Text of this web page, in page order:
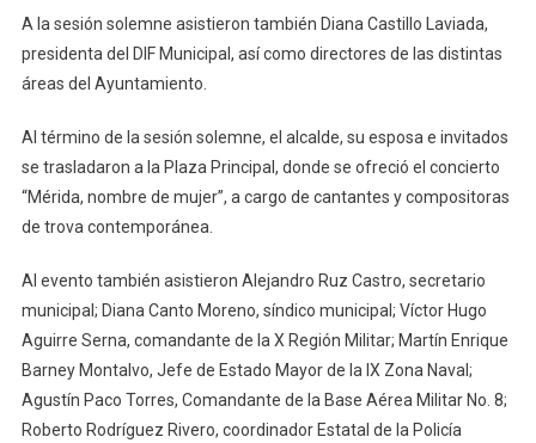
A la sesión solemne asistieron también Diana Castillo Laviada,
presidenta del DIF Municipal, así como directores de las distintas
áreas del Ayuntamiento.
Al término de la sesión solemne, el alcalde, su esposa e invitados
se trasladaron a la Plaza Principal, donde se ofreció el concierto
“Mérida, nombre de mujer”, a cargo de cantantes y compositoras
de trova contemporánea.
Al evento también asistieron Alejandro Ruz Castro, secretario
municipal; Diana Canto Moreno, síndico municipal; Víctor Hugo
Aguirre Serna, comandante de la X Región Militar; Martín Enrique
Barney Montalvo, Jefe de Estado Mayor de la IX Zona Naval;
Agustín Paco Torres, Comandante de la Base Aérea Militar No. 8;
Roberto Rodríguez Rivero, coordinador Estatal de la Policía